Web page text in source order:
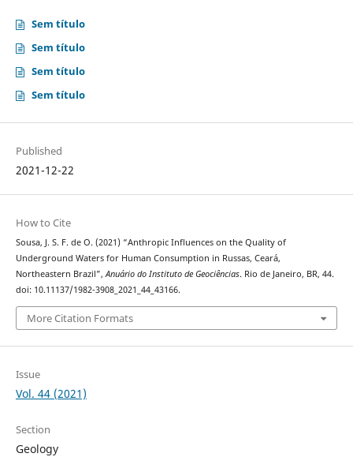
Sem título
Sem título
Sem título
Sem título
Published
2021-12-22
How to Cite
Sousa, J. S. F. de O. (2021) “Anthropic Influences on the Quality of
Underground Waters for Human Consumption in Russas, Ceará,
Northeastern Brazil”,Anuário do Instituto de Geociências. Rio de Janeiro, BR, 44.
doi: 10.11137/1982-3908_2021_44_43166.
More Citation Formats
Issue
Vol. 44 (2021)
Section
Geology